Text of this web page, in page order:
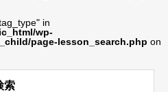
in
wp-
page-lesson_search.php on
索